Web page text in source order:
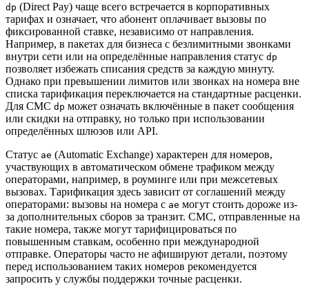
dp (Direct Pay) чаще всего встречается в корпоративных
тарифах и означает, что абонент оплачивает вызовы по
фиксированной ставке, независимо от направления.
Например, в пакетах для бизнеса с безлимитными звонками
внутри сети или на определённые направления статус dp
позволяет избежать списания средств за каждую минуту.
Однако при превышении лимитов или звонках на номера вне
списка тарификация переключается на стандартные расценки.
Для СМС dp может означать включённые в пакет сообщения
или скидки на отправку, но только при использовании
определённых шлюзов или API.
Статус ae (Automatic Exchange) характерен для номеров,
участвующих в автоматическом обмене трафиком между
операторами, например, в роуминге или при межсетевых
вызовах. Тарификация здесь зависит от соглашений между
операторами: вызовы на номера с ae могут стоить дороже из-
за дополнительных сборов за транзит. СМС, отправленные на
такие номера, также могут тарифицироваться по
повышенным ставкам, особенно при международной
отправке. Операторы часто не афишируют детали, поэтому
перед использованием таких номеров рекомендуется
запросить у службы поддержки точные расценки.